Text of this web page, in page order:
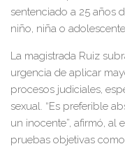
sentenciado a 25 años
niño, niña o
La magistrada Ruiz
urgencia de aplicar
procesos judiciales,
sexual. “Es preferible
un inocente”, afirmó, al
pruebas objetivas